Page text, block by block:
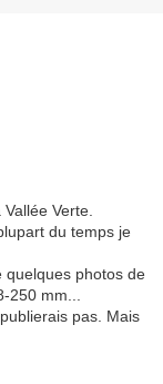
Verte.
du temps je
quelques photos de
mm...
pas. Mais